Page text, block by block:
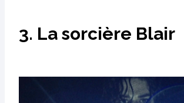
3. La sorcière Blair